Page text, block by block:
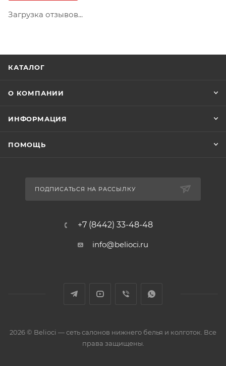
Загрузка отзывов...
КАТАЛОГ
О КОМПАНИИ
ИНФОРМАЦИЯ
ПОМОЩЬ
ПОДПИСАТЬСЯ НА РАССЫЛКУ
+7 (8442) 33-48-48
info@belioci.ru
2026 © Belioci — сеть салонов нижнего белья и колготок. Все
права защищены.